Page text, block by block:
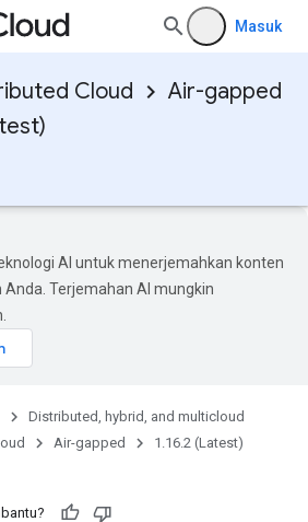
Masuk
Cloud
Air-gapped
AI untuk menerjemahkan konten
Anda. Terjemahan AI mungkin
Distributed, hybrid, and multicloud
Air-gapped
1.16.2 (Latest)